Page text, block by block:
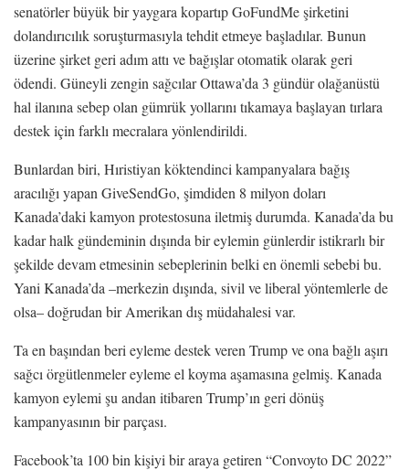
senatörler büyük bir yaygara kopartıp GoFundMe şirketini
dolandırıcılık soruşturmasıyla tehdit etmeye başladılar. Bunun
üzerine şirket geri adım attı ve bağışlar otomatik olarak geri
ödendi. Güneyli zengin sağcılar Ottawa’da 3 gündür olağanüstü
hal ilanına sebep olan gümrük yollarını tıkamaya başlayan tırlara
destek için farklı mecralara yönlendirildi.
Bunlardan biri, Hıristiyan köktendinci kampanyalara bağış
aracılığı yapan GiveSendGo, şimdiden 8 milyon doları
Kanada’daki kamyon protestosuna iletmiş durumda. Kanada’da bu
kadar halk gündeminin dışında bir eylemin günlerdir istikrarlı bir
şekilde devam etmesinin sebeplerinin belki en önemli sebebi bu.
Yani Kanada’da –merkezin dışında, sivil ve liberal yöntemlerle de
olsa– doğrudan bir Amerikan dış müdahalesi var.
Ta en başından beri eyleme destek veren Trump ve ona bağlı aşırı
sağcı örgütlenmeler eyleme el koyma aşamasına gelmiş. Kanada
kamyon eylemi şu andan itibaren Trump’ın geri dönüş
kampanyasının bir parçası.
Facebook’ta 100 bin kişiyi bir araya getiren “Convoyto DC 2022”